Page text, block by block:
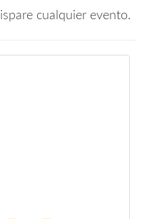
cualquier evento.